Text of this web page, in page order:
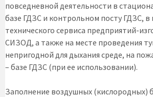
повседневной деятельности в
базе ГДЗС и контрольном посту ГДЗС, в
технического сервиса предприятий-
СИЗОД, а также на месте проведения
непригодной для дыхания среде, на
– базе ГДЗС (при ее использовании).
Заполнение воздушных (кислородных)